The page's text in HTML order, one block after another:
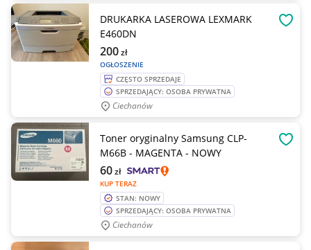
DRUKARKA LASEROWA LEXMARK
E460DN
OGŁOSZENIE
200zł
CZĘSTO SPRZEDAJE
SPRZEDAJĄCY: OSOBA PRYWATNA
Ciechanów
Toner oryginalny Samsung CLP-
M66B - MAGENTA - NOWY
KUP TERAZ
60zł
STAN: NOWY
SPRZEDAJĄCY: OSOBA PRYWATNA
Ciechanów